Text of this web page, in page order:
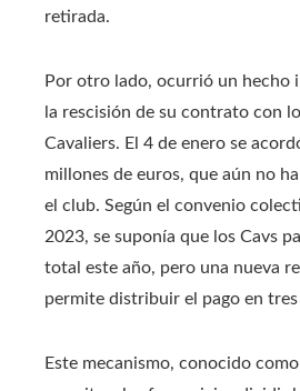
retirada.
Por otro lado, ocurrió un hecho
la rescisión de su contrato con
Cavaliers. El 4 de enero se
millones de euros, que aún no
el club. Según el convenio
2023, se suponía que los Cavs
total este año, pero una nueva
permite distribuir el pago en tres
Este mecanismo, conocido